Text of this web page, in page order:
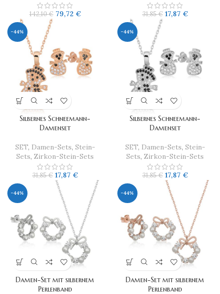
142,10€ 79,72 € 31,85€ 17,87 €
-44%
Silbernes Schneemann-
Damenset
SET, Damen-Sets, Stein-
Sets, Zirkon-Stein-Sets
31,85€ 17,87 €
-44%
Silbernes Schneemann-
Damenset
SET, Damen-Sets, Stein-
Sets, Zirkon-Stein-Sets
31,85€ 17,87 €
-44%
Damen-Set mit silbernem
Perlenband
-44%
Damen-Set mit silbernem
Perlenband